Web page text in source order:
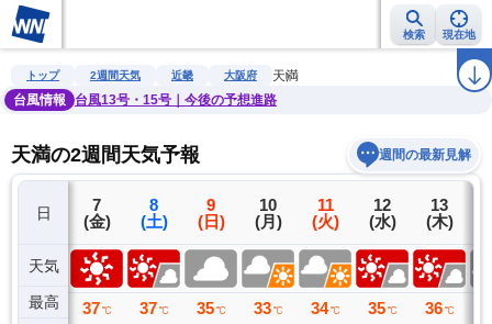
検索 現在地
雨雲レーダー 台風情報 地震情報 警報・注意報 ラ
トップ 2週間天気 近畿 大阪府
天満
台風情報
台風13号・15号｜今後の予想進路
天満の2週間天気予報 週間の最新見解
日
天気
最高
6
(木)
37 ℃
7
(金)
37 ℃
8
(土)
37 ℃
9
(日)
35 ℃
10
(月)
33 ℃
11
(火)
34 ℃
12
(水)
35 ℃
13
(木)
36 ℃